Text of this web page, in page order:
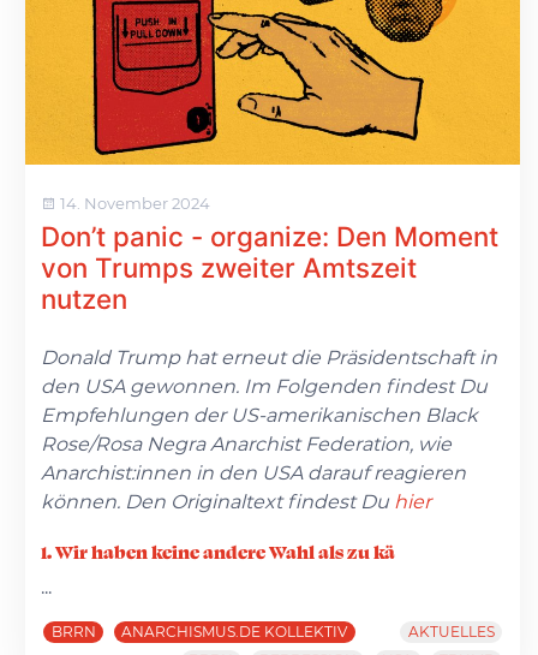
14. November 2024
Don’t panic - organize: Den Moment
von Trumps zweiter Amtszeit
nutzen
Donald Trump hat erneut die Präsidentschaft in
den USA gewonnen. Im Folgenden findest Du
Empfehlungen der US-amerikanischen Black
Rose/Rosa Negra Anarchist Federation, wie
Anarchist:innen in den USA darauf reagieren
können. Den Originaltext findest Du hier
1. Wir haben keine andere Wahl als zu kä
...
BRRN ANARCHISMUS.DE KOLLEKTIV
AKTUELLES